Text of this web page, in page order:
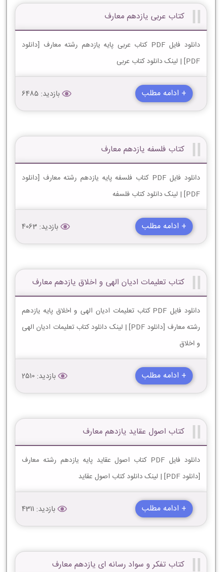
کتاب عربی یازدهم معارف
دانلود فایل PDF کتاب عربی پایه یازدهم رشته معارف [دانلود
PDF] | لینک دانلود کتاب عربی
+ ادامه مطلب بازدید: 6485
کتاب فلسفه یازدهم معارف
دانلود فایل PDF کتاب فلسفه پایه یازدهم رشته معارف [دانلود
PDF] | لینک دانلود کتاب فلسفه
+ ادامه مطلب بازدید: 4063
کتاب تعلیمات ادیان الهی و اخلاق یازدهم معارف
دانلود فایل PDF کتاب تعلیمات ادیان الهی و اخلاق پایه یازدهم
رشته معارف [دانلود PDF] | لینک دانلود کتاب تعلیمات ادیان الهی
و اخلاق
+ ادامه مطلب بازدید: 2510
کتاب اصول عقاید یازدهم معارف
دانلود فایل PDF کتاب اصول عقاید پایه یازدهم رشته معارف
[دانلود PDF] | لینک دانلود کتاب اصول عقاید
+ ادامه مطلب بازدید: 4311
کتاب تفکر و سواد رسانه ای یازدهم معارف